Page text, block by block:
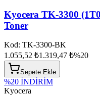
Kyocera TK-3300
Toner
Kod: TK-3300-BK
1.055,52 ₺1.319,47 ₺%20
Sepete Ekle
%20 İNDİRİM
Kyocera